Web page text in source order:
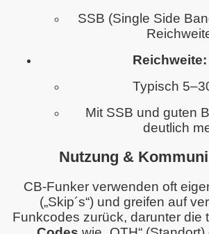
SSB (Single Side
Reichweite:
Typisch
Mit SSB und guten
deutlich
Nutzung &
CB-Funker verwenden oft
(„Skip´s“) und greifen auf
Funkcodes zurück, darunter die